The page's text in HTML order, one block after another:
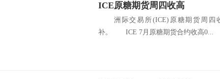
ICE原糖期货周四收高
洲际交易所(ICE)原糖期货周四
补。 ICE 7月原糖期货合约收高0...